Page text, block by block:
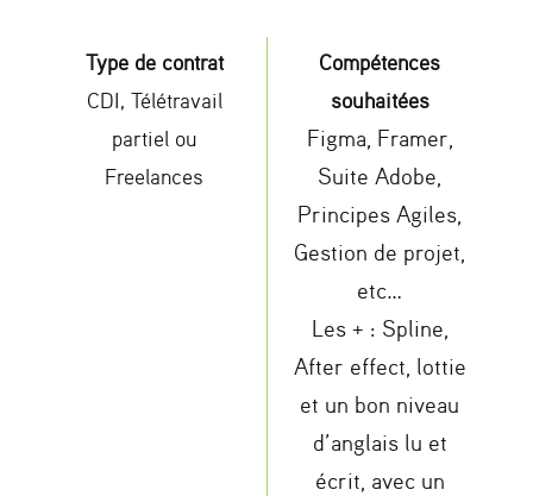
Type de contrat
CDI, Télétravail
partiel ou
Freelances
Compétences
souhaitées
Figma, Framer,
Suite Adobe,
Principes Agiles,
Gestion de projet,
etc…
Les + : Spline,
After effect, lottie
et un bon niveau
d’anglais lu et
écrit, avec un